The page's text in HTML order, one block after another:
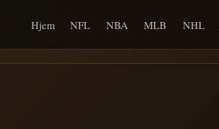
Hjem NFL NBA MLB NHL